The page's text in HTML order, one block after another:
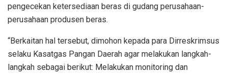
pengecekan ketersediaan beras di gudang perusahaan-
perusahaan produsen beras.
“Berkaitan hal tersebut, dimohon kepada para Dirreskrimsus
selaku Kasatgas Pangan Daerah agar melakukan langkah-
langkah sebagai berikut: Melakukan monitoring dan